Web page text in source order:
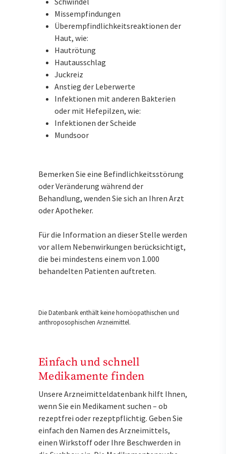
Missempfindungen
Überempfindlichkeitsreaktionen der
Haut, wie:
Hautrötung
Hautausschlag
Juckreiz
Anstieg der Leberwerte
Infektionen mit anderen Bakterien
oder mit Hefepilzen, wie:
Infektionen der Scheide
Mundsoor
Bemerken Sie eine Befindlichkeitsstörung
oder Veränderung während der
Behandlung, wenden Sie sich an Ihren Arzt
oder Apotheker.
Für die Information an dieser Stelle werden
vor allem Nebenwirkungen berücksichtigt,
die bei mindestens einem von 1.000
behandelten Patienten auftreten.
Die Datenbank enthält keine homöopathischen und
anthroposophischen Arzneimittel.
Einfach und schnell
Medikamente finden
Unsere Arzneimitteldatenbank hilft Ihnen,
wenn Sie ein Medikament suchen – ob
rezeptfrei oder rezeptpflichtig. Geben Sie
einfach den Namen des Arzneimittels,
einen Wirkstoff oder Ihre Beschwerden in